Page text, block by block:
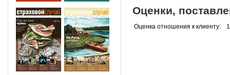
Оценки,
Оценка отношения к клиенту: 1